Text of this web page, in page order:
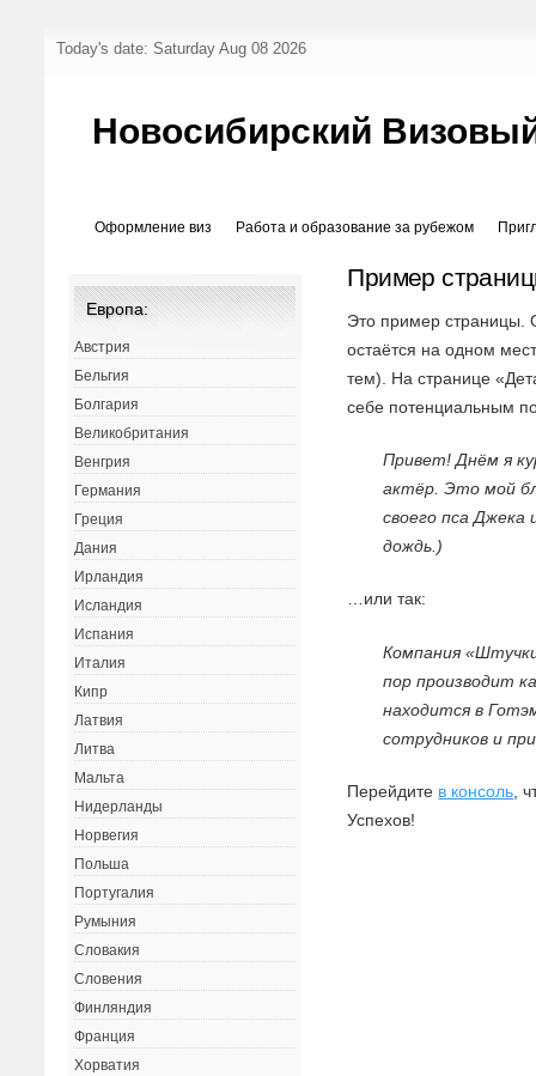
Today's date: Saturday Aug 08 2026
Новосибирский
Оформление виз Работа и образование за рубежом
Пример
Это пример страницы.
остаётся на одном
тем). На странице
себе потенциальным
Привет! Днём я
актёр. Это мой
своего пса Джека
дождь.)
…или так:
Компания
пор производит
находится в
сотрудников и
Перейдите в консоль ,
Успехов!
Европа:
Австрия
Бельгия
Болгария
Великобритания
Венгрия
Германия
Греция
Дания
Ирландия
Исландия
Испания
Италия
Кипр
Латвия
Литва
Мальта
Нидерланды
Норвегия
Польша
Португалия
Румыния
Словакия
Словения
Финляндия
Франция
Хорватия